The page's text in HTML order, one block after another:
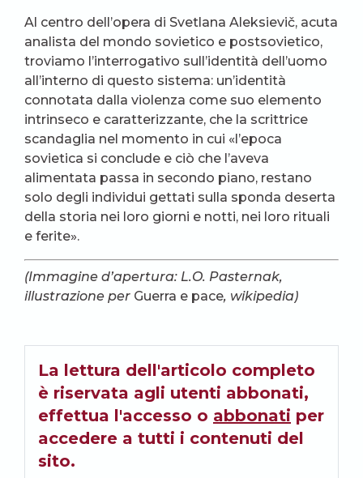
Al centro dell’opera di Svetlana Aleksievič, acuta
analista del mondo sovietico e postsovietico,
troviamo l’interrogativo sull’identità dell’uomo
all’interno di questo sistema: un’identità
connotata dalla violenza come suo elemento
intrinseco e caratterizzante, che la scrittrice
scandaglia nel momento in cui «l’epoca
sovietica si conclude e ciò che l’aveva
alimentata passa in secondo piano, restano
solo degli individui gettati sulla sponda deserta
della storia nei loro giorni e notti, nei loro rituali
e ferite».
(Immagine d’apertura: L.O. Pasternak,
illustrazione per Guerra e pace, wikipedia)
La lettura dell'articolo completo
è riservata agli utenti abbonati,
effettua l'accesso o abbonati per
accedere a tutti i contenuti del
sito.